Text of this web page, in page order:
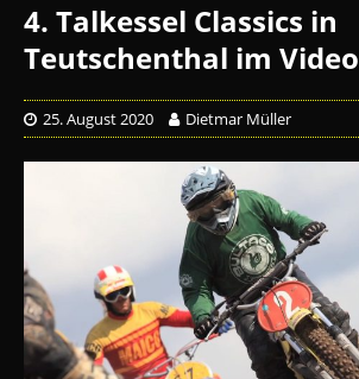
4. Talkessel Classics in
Teutschenthal im Video
25. August 2020 Dietmar Müller